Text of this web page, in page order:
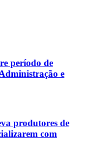
período de
e
produtores de
com